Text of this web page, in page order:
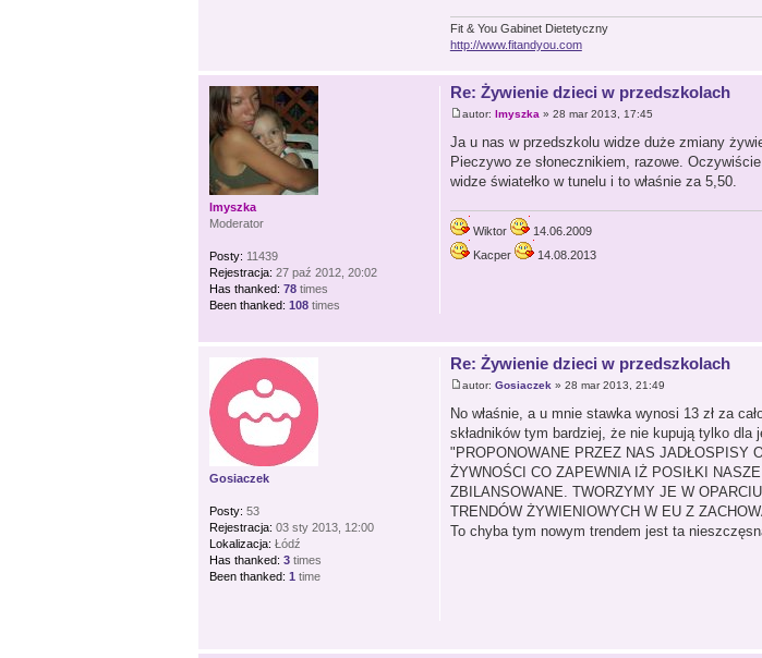
Fit & You Gabinet Dietetyczny
http://www.fitandyou.com
Re: Żywienie dzieci w przedszkolach
autor: lmyszka » 28 mar 2013, 17:45
Ja u nas w przedszkolu widze duże zmiany
Pieczywo ze słonecznikiem, razowe.
widze światełko w tunelu i to właśnie za 5,50.
Wiktor
14.06.2009
Kacper
14.08.2013
lmyszka
Moderator
Posty: 11439
Rejestracja: 27 paź 2012, 20:02
Has thanked: 78 times
Been thanked: 108 times
Re: Żywienie dzieci w przedszkolach
autor: Gosiaczek » 28 mar 2013, 21:49
No właśnie, a u mnie stawka wynosi 13 zł za
składników tym bardziej, że nie kupują tylko
"PROPONOWANE PRZEZ NAS JADŁOSPISY
ŻYWNOŚCI CO ZAPEWNIA IŻ POSIŁKI
ZBILANSOWANE. TWORZYMY JE W
TRENDÓW ŻYWIENIOWYCH W EU Z
To chyba tym nowym trendem jest ta
Gosiaczek
Posty: 53
Rejestracja: 03 sty 2013, 12:00
Lokalizacja: Łódź
Has thanked: 3 times
Been thanked: 1 time